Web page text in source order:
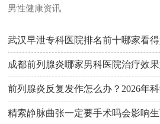
男性健康资讯
武汉早泄专科医院排名前十哪家看
成都前列腺炎哪家男科医院治疗效
前列腺炎反复发作怎么办？2026年
精索静脉曲张一定要手术吗会影响